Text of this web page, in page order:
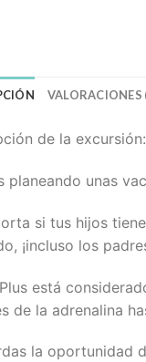
VALORACIONES
de la excursión:
planeando unas
si tus hijos
¡incluso los
está
de la adrenalina
la oportunidad